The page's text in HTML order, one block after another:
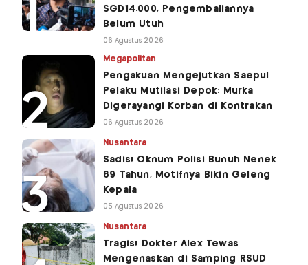
SGD14.000, Pengembaliannya
Belum Utuh
06 Agustus 2026
Megapolitan
Pengakuan Mengejutkan Saepul
Pelaku Mutilasi Depok: Murka
Digerayangi Korban di Kontrakan
06 Agustus 2026
Nusantara
Sadis! Oknum Polisi Bunuh Nenek
69 Tahun, Motifnya Bikin Geleng
Kepala
05 Agustus 2026
Nusantara
Tragis! Dokter Alex Tewas
Mengenaskan di Samping RSUD